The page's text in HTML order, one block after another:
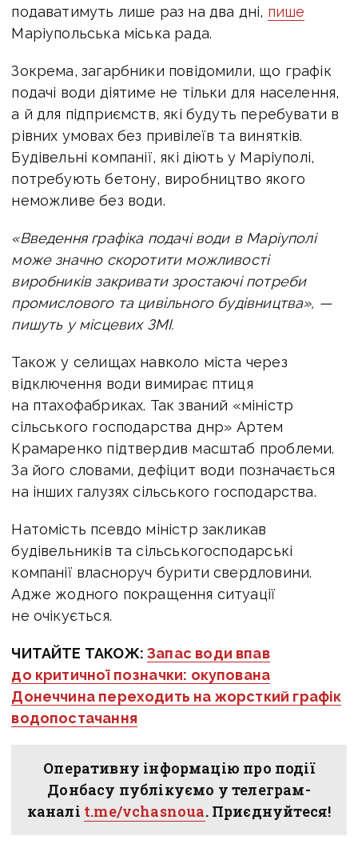
подаватимуть лише раз на два дні, пише
Маріупольська міська рада.
Зокрема, загарбники повідомили, що графік
подачі води діятиме не тільки для населення,
а й для підприємств, які будуть перебувати в
рівних умовах без привілеїв та винятків.
Будівельні компанії, які діють у Маріуполі,
потребують бетону, виробництво якого
неможливе без води.
«Введення графіка подачі води в Маріуполі
може значно скоротити можливості
виробників закривати зростаючі потреби
промислового та цивільного будівництва», —
пишуть у місцевих ЗМІ.
Також у селищах навколо міста через
відключення води вимирає птиця
на птахофабриках. Так званий «міністр
сільського господарства днр» Артем
Крамаренко підтвердив масштаб проблеми.
За його словами, дефіцит води позначається
на інших галузях сільського господарства.
Натомість псевдо міністр закликав
будівельників та сільськогосподарські
компанії власноруч бурити свердловини.
Адже жодного покращення ситуації
не очікується.
ЧИТАЙТЕ ТАКОЖ:Запас води впав
до критичної позначки: окупована
Донеччина переходить на жорсткий графік
водопостачання
Оперативну інформацію про події
Донбасу публікуємо у телеграм-
каналі t.me/vchasnoua. Приєднуйтеся!